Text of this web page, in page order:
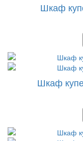
Шкаф
Шкаф